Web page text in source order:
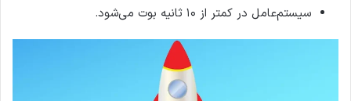
سیستم‌عامل در کمتر از ۱۰ ثانیه بوت می‌شود.